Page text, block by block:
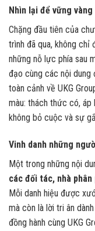
Nhìn lại để vững vàng
Chặng đầu tiên của
trình đã qua, không chỉ
những nỗ lực phía sau
đạo cùng các nội dung
toàn cảnh về UKG
màu: thách thức có,
không bỏ cuộc và sự
Vinh danh những
Một trong những nội
các đối tác, nhà
Mỗi danh hiệu được
mà còn là lời tri ân
đồng hành cùng UKG